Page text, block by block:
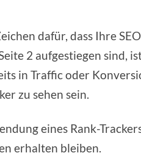
dafür, dass Ihre
2 aufgestiegen sind,
in Traffic oder
zu sehen sein.
eines Rank-
erhalten bleiben.